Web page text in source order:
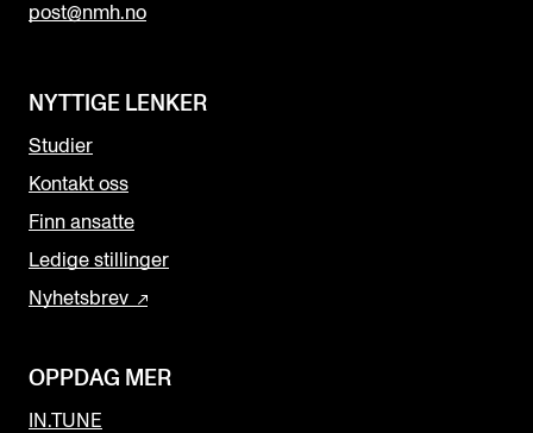
post@nmh.no
NYTTIGE LENKER
Studier
Kontakt oss
Finn ansatte
Ledige stillinger
Nyhetsbrev
OPPDAG MER
IN.TUNE